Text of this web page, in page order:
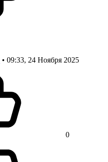
• 09:33, 24 Ноября 2025
0